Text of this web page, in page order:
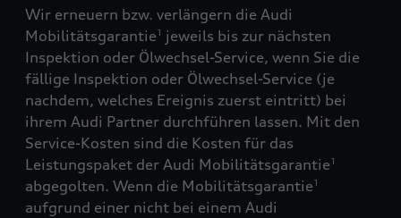
Wir erneuern bzw. verlängern die Audi
Mobilitätsgarantie1
jeweils bis zur nächsten
Inspektion oder Ölwechsel-Service, wenn Sie die
fällige Inspektion oder Ölwechsel-Service (je
nachdem, welches Ereignis zuerst eintritt) bei
ihrem Audi Partner durchführen lassen. Mit den
Service-Kosten sind die Kosten für das
Leistungspaket der Audi Mobilitätsgarantie1
abgegolten. Wenn die Mobilitätsgarantie1
aufgrund einer nicht bei einem Audi